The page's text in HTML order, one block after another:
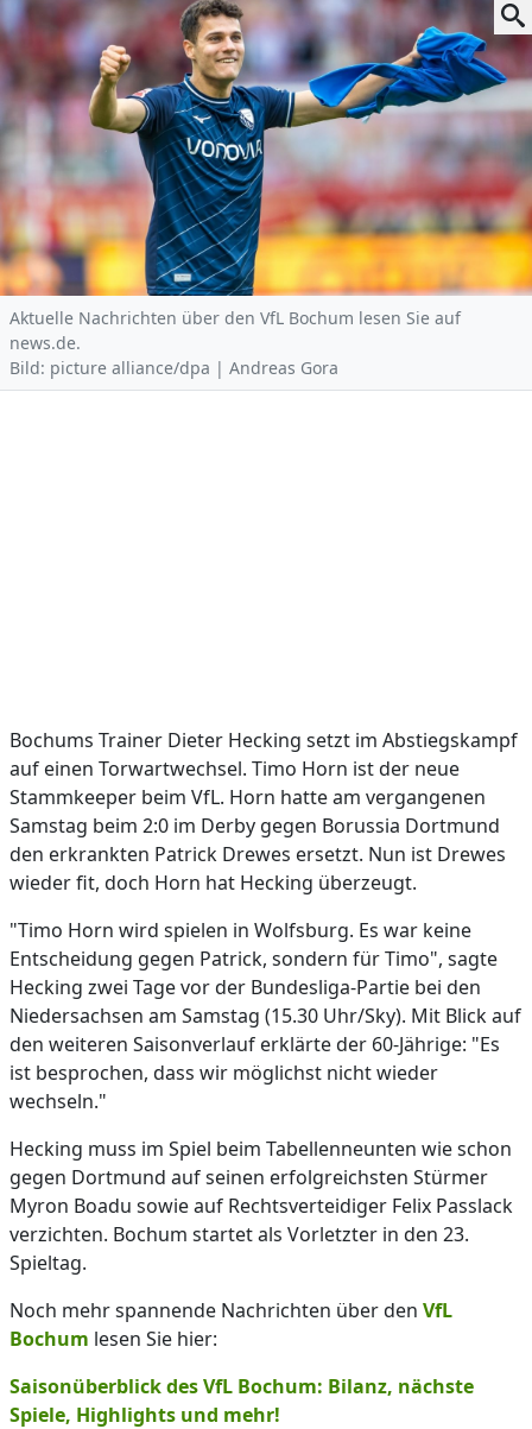
Aktuelle Nachrichten über den VfL Bochum lesen Sie auf
news.de.
Bild: picture alliance/dpa | Andreas Gora
Bochums Trainer Dieter Hecking setzt im Abstiegskampf
auf einen Torwartwechsel. Timo Horn ist der neue
Stammkeeper beim VfL. Horn hatte am vergangenen
Samstag beim 2:0 im Derby gegen Borussia Dortmund
den erkrankten Patrick Drewes ersetzt. Nun ist Drewes
wieder fit, doch Horn hat Hecking überzeugt.
"Timo Horn wird spielen in Wolfsburg. Es war keine
Entscheidung gegen Patrick, sondern für Timo", sagte
Hecking zwei Tage vor der Bundesliga-Partie bei den
Niedersachsen am Samstag (15.30 Uhr/Sky). Mit Blick auf
den weiteren Saisonverlauf erklärte der 60-Jährige: "Es
ist besprochen, dass wir möglichst nicht wieder
wechseln."
Hecking muss im Spiel beim Tabellenneunten wie schon
gegen Dortmund auf seinen erfolgreichsten Stürmer
Myron Boadu sowie auf Rechtsverteidiger Felix Passlack
verzichten. Bochum startet als Vorletzter in den 23.
Spieltag.
Noch mehr spannende Nachrichten über den VfL
Bochum lesen Sie hier:
Saisonüberblick des VfL Bochum: Bilanz, nächste
Spiele, Highlights und mehr!